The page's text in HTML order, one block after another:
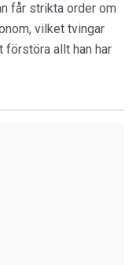
får strikta order om
vilket tvingar
förstöra allt han har